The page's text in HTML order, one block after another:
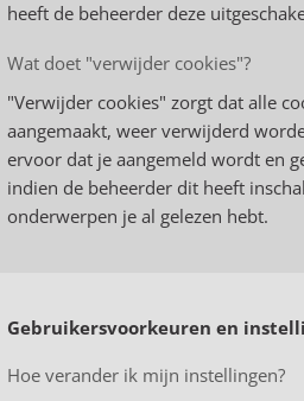
heeft de beheerder deze
Wat doet "verwijder cookies"?
"Verwijder cookies" zorgt dat alle
aangemaakt, weer verwijderd
ervoor dat je aangemeld wordt en
indien de beheerder dit heeft
onderwerpen je al gelezen hebt.
Gebruikersvoorkeuren en
Hoe verander ik mijn instellingen?